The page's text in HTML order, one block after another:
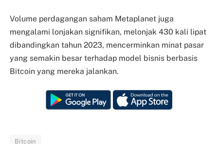
Volume perdagangan saham Metaplanet juga
mengalami lonjakan signifikan, melonjak 430 kali lipat
dibandingkan tahun 2023, mencerminkan minat pasar
yang semakin besar terhadap model bisnis berbasis
Bitcoin yang mereka jalankan.
Bitcoin